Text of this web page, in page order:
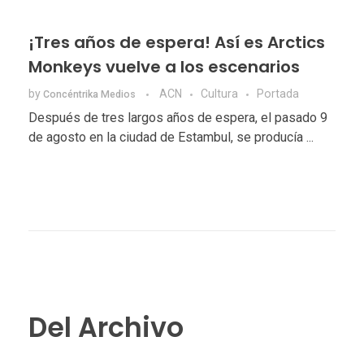
¡Tres años de espera! Así es Arctics
Monkeys vuelve a los escenarios
by Concéntrika Medios ACN Cultura Portada
Después de tres largos años de espera, el pasado 9
de agosto en la ciudad de Estambul, se producía ...
Del Archivo